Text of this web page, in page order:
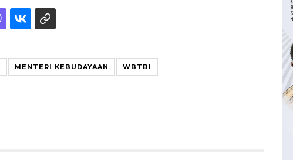
MENTERI KEBUDAYAAN WBTBI